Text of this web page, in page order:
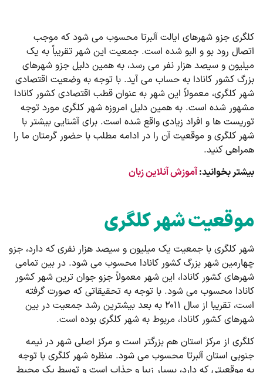
کلگری جزو شهرهای ایالت آلبرتا محسوب می شود که موجب
اتصال رود بو و البو شده است. جمعیت این شهر تقریباً به یک
میلیون و سیصد هزار نفر می رسد، به همین دلیل جزو شهرهای
بزرگ کشور کانادا به حساب می آید. با توجه به وضعیت اقتصادی
شهر کلگری، معمولاً این شهر به عنوان قطب اقتصادی کشور کانادا
مشهور شده است. به همین دلیل امروزه شهر کلگری مورد توجه
توریست ها و افراد زیادی واقع شده است. برای آشنایی بیشتر با
شهر کلگری و موقعیت آن را در ادامه مطلب با حضور گرمتان ما را
همراهی کنید.
بیشتر بخوانید:آموزش آنلاین زبان
موقعیت شهر کلگری
شهر کلگری با جمعیت یک میلیون و سیصد هزار نفری که دارد، جزو
چهارمین شهر بزرگ کشور کانادا محسوب می شود. در بین تمامی
شهرهای کشور کانادا، این شهر معمولاً جزو جوان ترین شهر کشور
کانادا محسوب می شود. با توجه به تحقیقاتی که صورت گرفته
است، تقریبا از سال ۲۰۱۱ به بعد بیشترین رشد جمعیت در بین
شهرهای کشور کانادا، مربوط به شهر کلگری بوده است.
کلگری از مرکز استان هم بزرگتر است و مرکز اصلی شهر در نیمه
جنوبی استان آلبرتا محسوب می شود. منظره شهر کلگری با توجه